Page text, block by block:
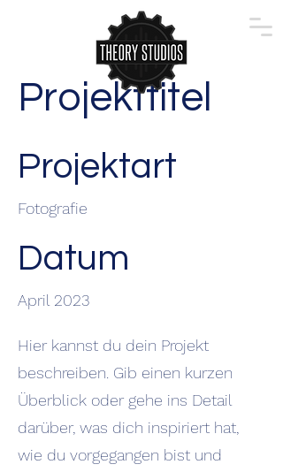
Projekttitel
Projektart
Fotografie
Datum
April 2023
Hier kannst du dein Projekt
beschreiben. Gib einen kurzen
Überblick oder gehe ins Detail
darüber, was dich inspiriert hat,
wie du vorgegangen bist und